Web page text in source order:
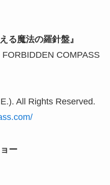
る魔法の羅針盤』
COMPASS
All Rights Reserved.
ー